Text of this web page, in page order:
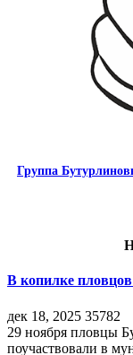
Группа
В копилке пловцов
дек 18, 2025 35782
29 ноября пловцы
поучаствовали в